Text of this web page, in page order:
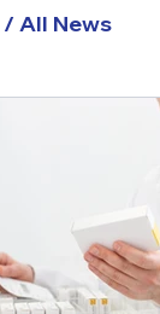
/ All News